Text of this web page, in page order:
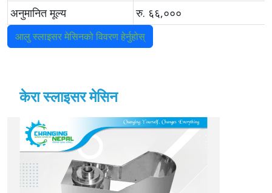
अनुमानित मूल्य
रु. ६६,०००
आलु स्लाइसर मेसिनको विवरण हेर्नुहोस्
केरा स्लाइसर मेसिन